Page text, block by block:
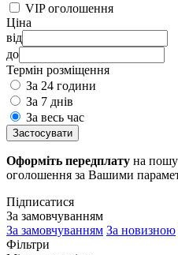
VIP оголошення
Ціна
від
до
Термін розміщення
За 24 години
За 7 днів
За весь час
Застосувати
Оформіть передплату на
оголошення за Вашими
Підписатися
За замовчуванням
За замовчуванням За новизною
Фільтри